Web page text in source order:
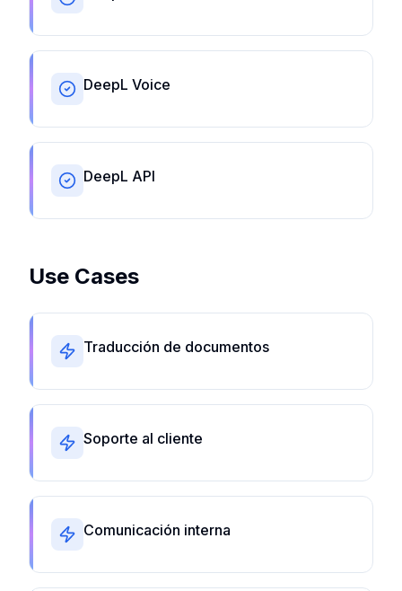
DeepL Voice
DeepL API
Use Cases
Traducción de documentos
Soporte al cliente
Comunicación interna